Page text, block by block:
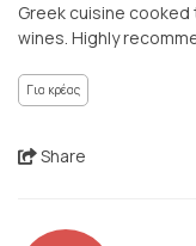
Greek cuisine
wines. Highly
Για κρέας
Share